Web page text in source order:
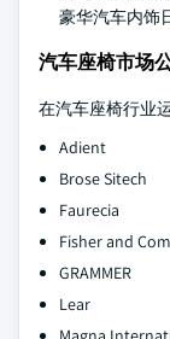
豪华汽车内饰
汽车座椅市场
在汽车座椅行业
Adient
Brose Sitech
Faurecia
Fisher and
GRAMMER
Lear